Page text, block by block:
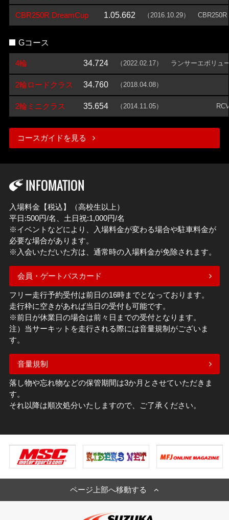
CBR250R DreamCup 1.05.662 （2016.10.29） CBR250R
Gコース
4輪 34.724 （2022.02.17） ランサーエボリュ
2輪ロードクラス 34.760 （2018.04.08）
2輪ミニクラス 35.654 （2014.11.05）
コースガイドを見る
INFOMATION
入場料金【税込】（高校生以上）
平日:500円/名、土日祝:1,000円/名
※イベントなどにより、入場料金が変わる場合や駐車料金が
必要な場合があります。
※入会いただいた方は、通常時の入場料金が免除されます。
会員・ゲートパスカード
フリー走行予約受付は前日の16時までとなっております。
走行枠に空きがあれば当日の受付も可能です。
※前日が休業日の場合は前々日までの受付となります。
注）当サーキットを走行される際には音量規制がございま
す。
音量規制
落し物や忘れ物などの保管期間は3か月とさせていただきま
す。
それ以降は順次処分いたしますので、ご了承ください。
ページ上部へ移動する